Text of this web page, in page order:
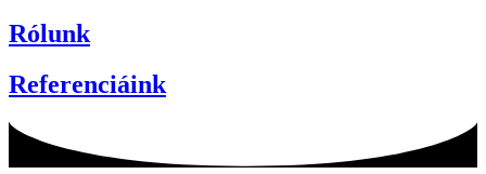
Rólunk
Referenciáink